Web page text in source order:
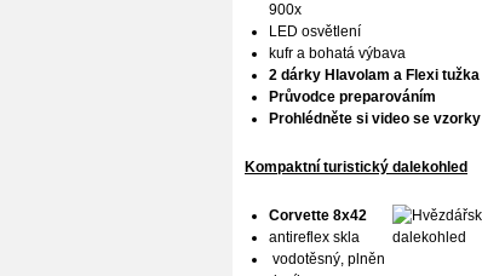
900x
LED osvětlení
kufr a bohatá výbava
2 dárky Hlavolam a Flexi tužka
Průvodce preparováním
Prohlédněte si video se vzorky
Kompaktní turistický dalekohled
Corvette 8x42
antireflex skla
vodotěsný, plněn